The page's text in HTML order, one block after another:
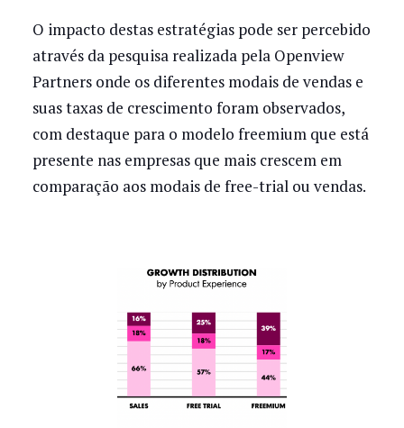
O impacto destas estratégias pode ser percebido
através da pesquisa realizada pela Openview
Partners onde os diferentes modais de vendas e
suas taxas de crescimento foram observados,
com destaque para o modelo freemium que está
presente nas empresas que mais crescem em
comparação aos modais de free-trial ou vendas.